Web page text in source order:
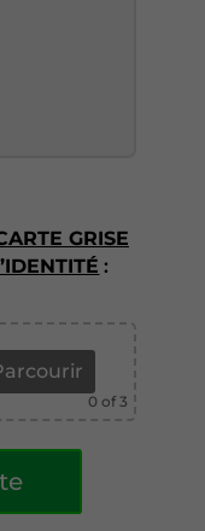
GRISE
:
0of 3
t